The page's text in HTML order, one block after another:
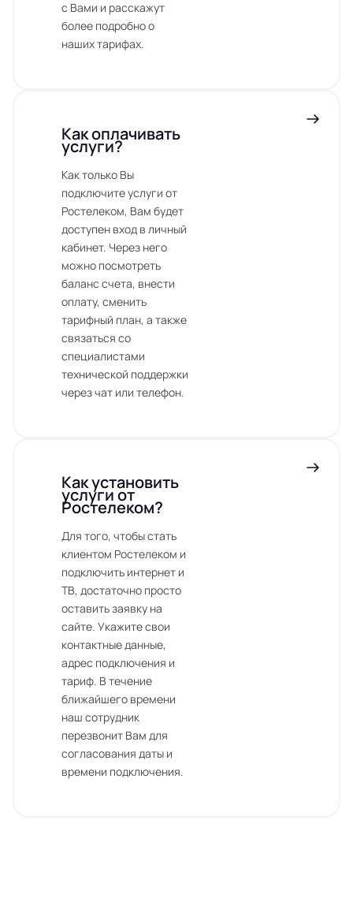
с Вами и расскажут
более подробно о
наших тарифах.
Как оплачивать
услуги?
Как только Вы
подключите услуги от
Ростелеком, Вам будет
доступен вход в личный
кабинет. Через него
можно посмотреть
баланс счета, внести
оплату, сменить
тарифный план, а также
связаться со
специалистами
технической поддержки
через чат или телефон.
Как установить
услуги от
Ростелеком?
Для того, чтобы стать
клиентом Ростелеком и
подключить интернет и
ТВ, достаточно просто
оставить заявку на
сайте. Укажите свои
контактные данные,
адрес подключения и
тариф. В течение
ближайшего времени
наш сотрудник
перезвонит Вам для
согласования даты и
времени подключения.